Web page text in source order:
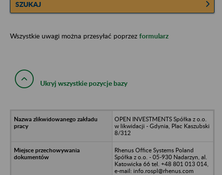
SZUKAJ
Wszystkie uwagi można przesyłać poprzez formularz
Ukryj wszystkie pozycje bazy
OPEN INVESTMENTS Spółka z o.o.
w likwidacji - Gdynia, Plac Kaszubski
8/312
Rhenus Office Systems Poland
Spółka z o.o. - 05-930 Nadarzyn, al.
Katowicka 66 tel. +48 801 013 014,
e-mail: info.rospl@rhenus.com